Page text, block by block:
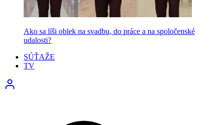
Ako sa líši oblek na svadbu, do práce a na spoločenské
udalosti?
SÚŤAŽE
TV